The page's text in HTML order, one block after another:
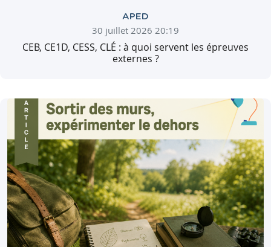
APED
30 juillet 2026 20:19
CEB, CE1D, CESS, CLÉ : à quoi servent les épreuves
externes ?